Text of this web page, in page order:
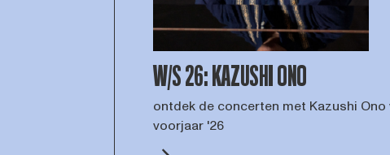
W/S 26: KAZUSHI ONO
ontdek de concerten met Kazushi Ono
voorjaar '26